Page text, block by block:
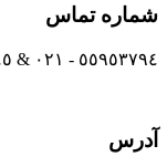
شماره تماس
٥٥٩٥٣٧٩٤ - ٠٢١ & ٩١٠٩٢٠٤٥ - ٠٢١ 09125840764 حیدری
آدرس